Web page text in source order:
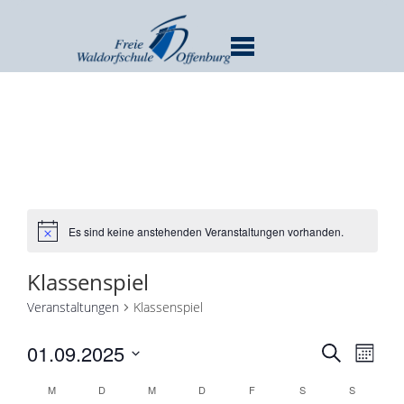
Es sind keine anstehenden Veranstaltungen vorhanden.
Klassenspiel
Veranstaltungen Klassenspiel
SUCHEMONAT
01.09.2025
Kalender
M D M D F S S